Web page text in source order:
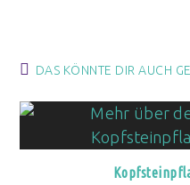
DAS KÖNNTE DIR AUCH